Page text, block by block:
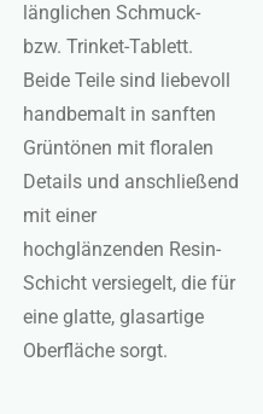
länglichen Schmuck-
bzw. Trinket-Tablett.
Beide Teile sind liebevoll
handbemalt in sanften
Grüntönen mit floralen
Details und anschließend
mit einer
hochglänzenden Resin-
Schicht versiegelt, die für
eine glatte, glasartige
Oberfläche sorgt.